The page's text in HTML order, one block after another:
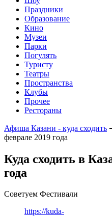
Праздники
Образование
Кино
Музеи
Парки
Погулять
Туристу
Театры
Пространства
Клубы
Прочее
Рестораны
Афиша Казани - куда сходить
феврале 2019 года
Куда сходить в
года
Советуем Фестивали
https://kuda-